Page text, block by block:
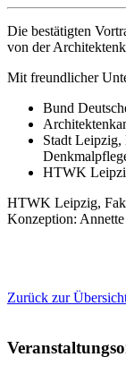
Die bestätigten
von der
Mit freundlicher
Bund
Stadt
HTWK
HTWK Leipzig,
Konzeption:
Zurück zur